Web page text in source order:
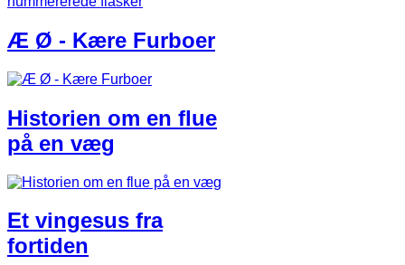
Æ Ø - Kære Furboer
Historien om en flue
på en væg
Et vingesus fra
fortiden